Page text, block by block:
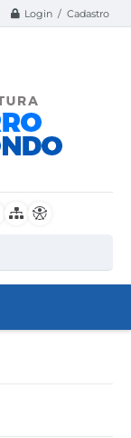
Login / Cadastro